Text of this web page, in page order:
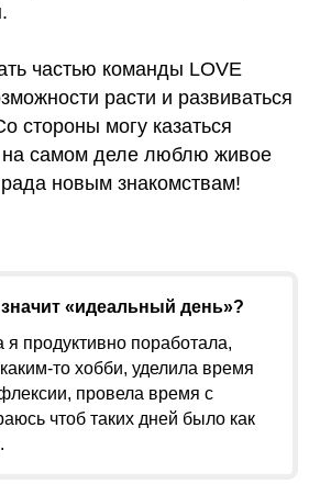
частью команды LOVE
расти и развиваться
стороны могу казаться
на самом деле люблю живое
новым знакомствам!
«идеальный день»?
я продуктивно поработала,
то хобби, уделила время
провела время с
чтоб таких дней было как